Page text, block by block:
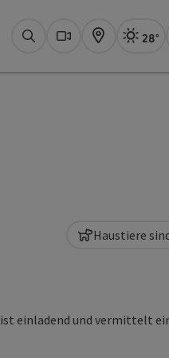
SuchenWebcams
Karte
28°
Haustiere